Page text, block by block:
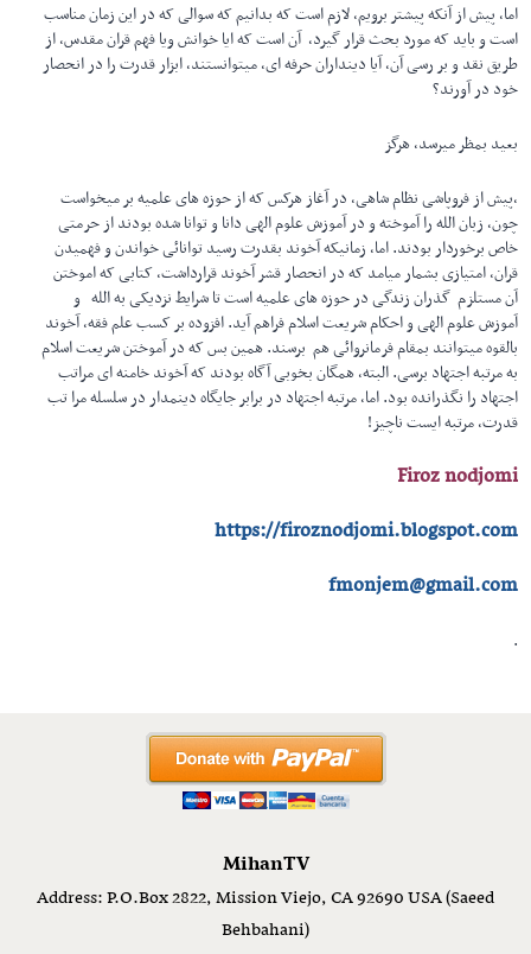
اما، پیش از آنکه پیشتر برویم، لازم است که بدانیم که سوالی که در این زمان مناسب
است و باید که مورد بحث قرار گیرد، آن است که ایا خوانش ویا فهم قران مقدس، از
طریق نقد و بر رسی آن، آیا دینداران حرفه ای، میتوانستند، ابزار قدرت را در انحصار
خود در آورند؟
بعید بمظر میرسد، هرگز
،پیش از فروپاشی نظام شاهی، در آغاز هرکس که از حوزه های علمیه بر میخواست
چون، زبان الله را آموخته و در آموزش علوم الهی دانا و توانا شده بودند از حرمتی
خاص برخوردار بودند. اما، زمانیکه آخوند بقدرت رسید توانائی خواندن و فهمیدن
قران، امتیازی بشمار میامد که در انحصار قشر آخوند قرارداشت، کتابی که اموختن
آن مستلزم گذران زندگی در حوزه های علمیه است تا شرایط نزدیکی به الله و
آموزش علوم الهی و احکام شریعت اسلام فراهم آید. افزوده بر کسب علم فقه، آخوند
بالقوه میتوانند بمقام فرمانروائی هم برسند. همین بس که در آموختن شریعت اسلام
به مرتبه اجتهاد برسی. البته، همگان بخوبی آگاه بودند که آخوند خامنه ای مراتب
اجتهاد را نگذرانده بود. اما، مرتبه اجتهاد در برابر جایگاه دینمدار در سلسله مرا تب
قدرت، مرتبه ایست ناچیز!
Firoz nodjomi
https://firoznodjomi.blogspot.com
fmonjem@gmail.com
.
MihanTV
Address: P.O.Box 2822, Mission Viejo, CA 92690 USA (Saeed
Behbahani)